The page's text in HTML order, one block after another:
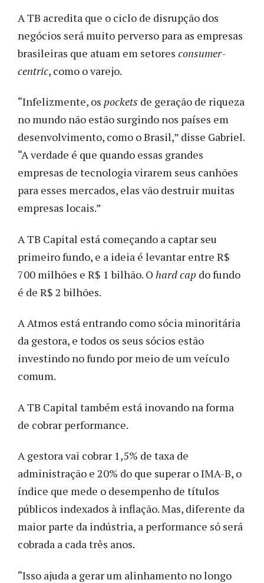
A TB acredita que o ciclo de disrupção dos
negócios será muito perverso para as empresas
brasileiras que atuam em setores consumer-
centric, como o varejo.
“Infelizmente, os pockets de geração de riqueza
no mundo não estão surgindo nos países em
desenvolvimento, como o Brasil,” disse Gabriel.
“A verdade é que quando essas grandes
empresas de tecnologia virarem seus canhões
para esses mercados, elas vão destruir muitas
empresas locais.”
A TB Capital está começando a captar seu
primeiro fundo, e a ideia é levantar entre R$
700 milhões e R$ 1 bilhão. O hard cap do fundo
é de R$ 2 bilhões.
A Atmos está entrando como sócia minoritária
da gestora, e todos os seus sócios estão
investindo no fundo por meio de um veículo
comum.
A TB Capital também está inovando na forma
de cobrar performance.
A gestora vai cobrar 1,5% de taxa de
administração e 20% do que superar o IMA-B, o
índice que mede o desempenho de títulos
públicos indexados à inflação. Mas, diferente da
maior parte da indústria, a performance só será
cobrada a cada três anos.
“Isso ajuda a gerar um alinhamento no longo